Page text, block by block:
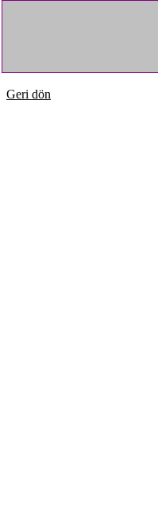
Geri dön